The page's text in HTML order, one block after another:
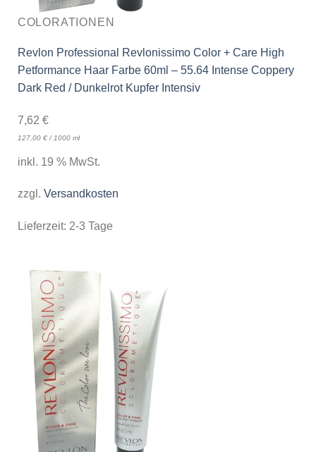
COLORATIONEN
Revlon Professional Revlonissimo Color + Care High
Petformance Haar Farbe 60ml – 55.64 Intense Coppery
Dark Red / Dunkelrot Kupfer Intensiv
7,62 €
127,00 €/ 1000 ml
inkl. 19 % MwSt.
zzgl. Versandkosten
Lieferzeit: 2-3 Tage